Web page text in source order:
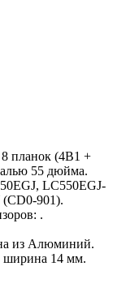
планок (4B1 +
55 дюйма.
LC550EGJ-
901).
.
из Алюминий.
ширина 14 мм.